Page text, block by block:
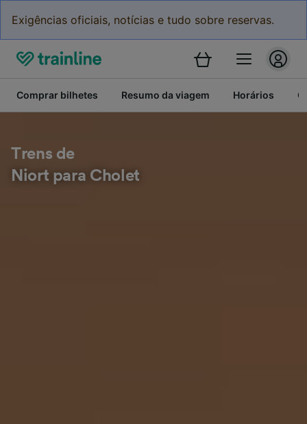
Exigências oficiais, notícias e tudo sobre reservas.
Comprar bilhetes Resumo da viagem Horários
Trens de
Niort para Cholet